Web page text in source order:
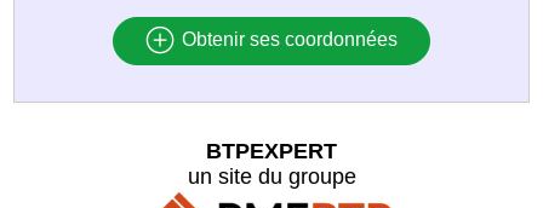
Obtenir ses coordonnées
BTPEXPERT
un site du groupe